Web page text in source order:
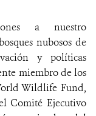
a nuestro
nubosos de
y políticas
miembro de los
Wildlife Fund,
Comité Ejecutivo